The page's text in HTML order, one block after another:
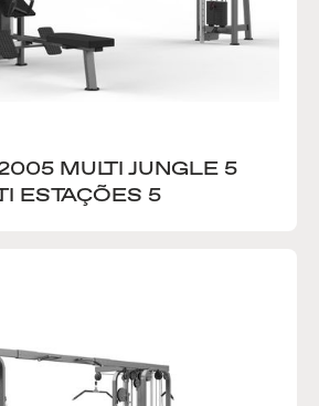
MULTI JUNGLE 5
ESTAÇÕES 5